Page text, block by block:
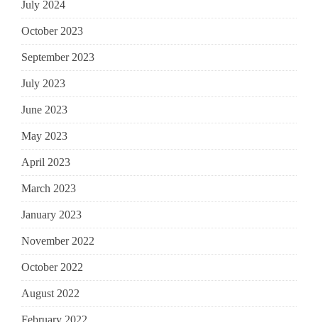
July 2024
October 2023
September 2023
July 2023
June 2023
May 2023
April 2023
March 2023
January 2023
November 2022
October 2022
August 2022